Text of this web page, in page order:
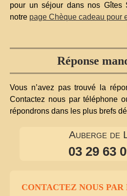
pour un séjour dans nos Gîtes
notre page Chèque cadeau pour
Réponse
Vous n’avez pas trouvé la
Contactez nous par téléphone
répondrons dans les plus brefs
Auberge de
03 29 63
CONTACTEZ NOUS